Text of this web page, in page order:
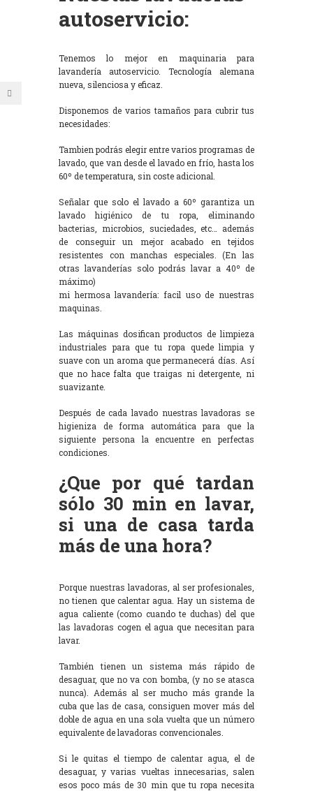
autoservicio:
Tenemos lo mejor en maquinaria para
lavandería autoservicio. Tecnología alemana
nueva, silenciosa y eficaz.
Disponemos de varios tamaños para cubrir tus
necesidades:
Tambien podrás elegir entre varios programas de
lavado, que van desde el lavado en frío, hasta los
60º de temperatura, sin coste adicional.
Señalar que solo el lavado a 60º garantiza un
lavado higiénico de tu ropa, eliminando
bacterias, microbios, suciedades, etc… además
de conseguir un mejor acabado en tejidos
resistentes con manchas especiales. (En las
otras lavanderías solo podrás lavar a 40º de
máximo)
mi hermosa lavandería: facil uso de nuestras
maquinas.
Las máquinas dosifican productos de limpieza
industriales para que tu ropa quede limpia y
suave con un aroma que permanecerá días. Así
que no hace falta que traigas ni detergente, ni
suavizante.
Después de cada lavado nuestras lavadoras se
higieniza de forma automática para que la
siguiente persona la encuentre en perfectas
condiciones.
¿Que por qué tardan
sólo 30 min en lavar,
si una de casa tarda
más de una hora?
Porque nuestras lavadoras, al ser profesionales,
no tienen que calentar agua. Hay un sistema de
agua caliente (como cuando te duchas) del que
las lavadoras cogen el agua que necesitan para
lavar.
También tienen un sistema más rápido de
desaguar, que no va con bomba, (y no se atasca
nunca). Además al ser mucho más grande la
cuba que las de casa, consiguen mover más del
doble de agua en una sola vuelta que un número
equivalente de lavadoras convencionales.
Si le quitas el tiempo de calentar agua, el de
desaguar, y varias vueltas innecesarias, salen
esos poco más de 30 min que tu ropa necesita